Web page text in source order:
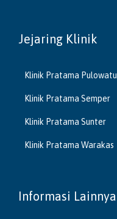
Jejaring Klinik
Klinik Pratama Pulowatu
Klinik Pratama Semper
Klinik Pratama Sunter
Klinik Pratama Warakas
Informasi Lainnya